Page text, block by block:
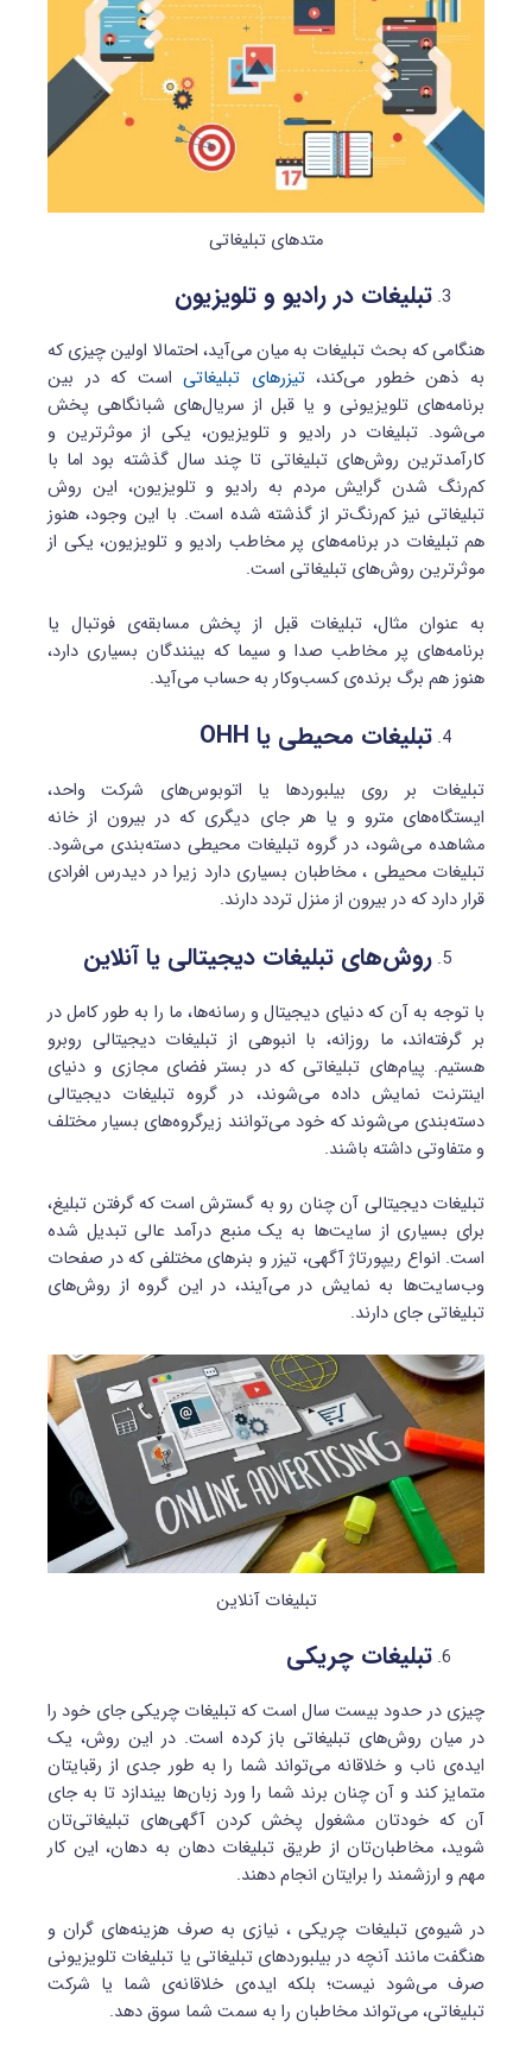
متدهای تبلیغاتی
تبلیغات در رادیو و تلویزیون
هنگامی که بحث تبلیغات به میان می‌آید، احتمالا اولین چیزی که
به ذهن خطور می‌کند،تیزرهای تبلیغاتیاست که در بین
برنامه‌های تلویزیونی و یا قبل از سریال‌های شبانگاهی پخش
می‌شود. تبلیغات در رادیو و تلویزیون، یکی از موثرترین و
کارآمدترین روش‌های تبلیغاتی تا چند سال گذشته بود اما با
کم‌رنگ شدن گرایش مردم به رادیو و تلویزیون، این روش
تبلیغاتی نیز کم‌رنگ‌تر از گذشته شده است. با این وجود، هنوز
هم تبلیغات در برنامه‌های پر مخاطب رادیو و تلویزیون، یکی از
موثرترین روش‌های تبلیغاتی است.
به عنوان مثال، تبلیغات قبل از پخش مسابقه‌ی فوتبال یا
برنامه‌های پر مخاطب صدا و سیما که بینندگان بسیاری دارد،
هنوز هم برگ برنده‌ی کسب‌وکار به حساب می‌آید.
تبلیغات محیطی یا OHH
تبلیغات بر روی بیلبوردها یا اتوبوس‌های شرکت واحد‌،
ایستگاه‌های مترو و یا هر جای دیگری که در بیرون از خانه
مشاهده می‌شود، در گروه تبلیغات محیطی دسته‌بندی می‌شود.
تبلیغات محیطی ، مخاطبان بسیاری دارد زیرا در دیدرس افرادی
قرار دارد که در بیرون از منزل تردد دارند.
روش‌های تبلیغات دیجیتالی یا آنلاین
با توجه به آن که دنیای دیجیتال و رسانه‌ها، ما را به طور کامل در
بر گرفته‌اند، ما روزانه، با انبوهی از تبلیغات دیجیتالی روبرو
هستیم. پیام‌های تبلیغاتی که در بستر فضای مجازی و دنیای
اینترنت نمایش داده می‌شوند، در گروه تبلیغات دیجیتالی
دسته‌بندی می‌شوند که خود می‌توانند زیرگروه‌های بسیار مختلف
و متفاوتی داشته باشند.
تبلیغات دیجیتالی آن چنان رو به گسترش است که گرفتن تبلیغ،
برای بسیاری از سایت‌ها به یک منبع درآمد عالی تبدیل شده
است. انواع ریپورتاژ آگهی، تیزر و بنر‌های مختلفی که در صفحات
وب‌سایت‌ها به نمایش در می‌آیند، در این گروه از روش‌های
تبلیغاتی جای دارند.
تبلیغات آنلاین
تبلیغات چریکی
چیزی در حدود بیست سال است که تبلیغات چریکی جای خود را
در میان روش‌های تبلیغاتی باز کرده است. در این روش، یک
ایده‌ی ناب و خلاقانه می‌تواند شما را به طور جدی از رقبایتان
متمایز کند و آن چنان برند شما را ورد زبان‌ها بیندازد تا به جای
آن که خودتان مشغول پخش کردن آگهی‌های تبلیغاتی‌تان
شوید، مخاطبان‌تان از طریق تبلیغات دهان به دهان، این کار
مهم و ارزشمند را برایتان انجام دهند.
در شیوه‌ی تبلیغات چریکی ، نیازی به صرف هزینه‌های گران و
هنگفت مانند آنچه در بیلبوردهای تبلیغاتی یا تبلیغات تلویزیونی
صرف می‌شود نیست؛ بلکه ایده‌ی خلاقانه‌ی شما یا شرکت
تبلیغاتی، می‌تواند مخاطبان را به سمت شما سوق دهد.